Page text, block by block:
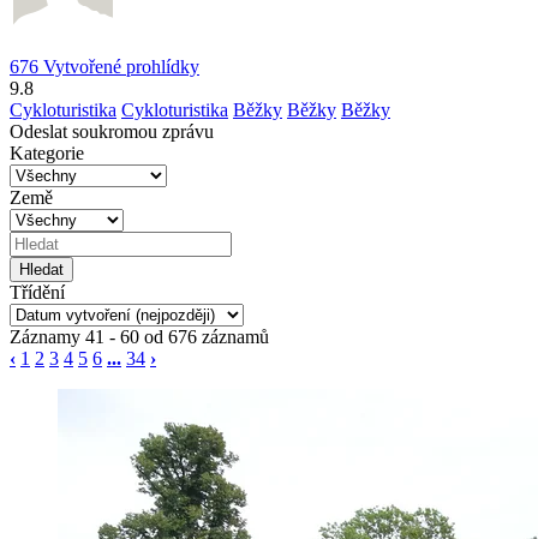
676 Vytvořené prohlídky
9.8
Cykloturistika Cykloturistika Běžky Běžky Běžky
Odeslat soukromou zprávu
Kategorie
Země
Třídění
Záznamy 41 - 60 od 676 záznamů
‹ 1 2 3 4 5 6 ... 34 ›